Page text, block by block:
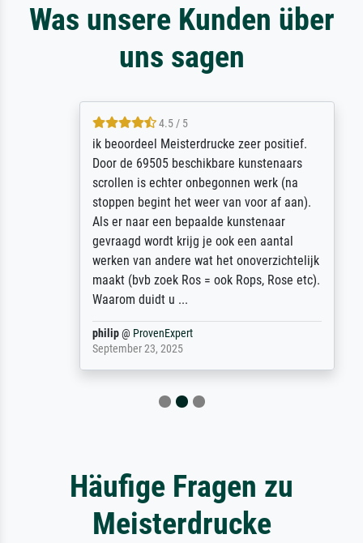
Was unsere Kunden über
uns sagen
4.5 / 5
ik beoordeel Meisterdrucke zeer positief.
Door de 69505 beschikbare kunstenaars
scrollen is echter onbegonnen werk (na
stoppen begint het weer van voor af aan).
Als er naar een bepaalde kunstenaar
gevraagd wordt krijg je ook een aantal
werken van andere wat het onoverzichtelijk
maakt (bvb zoek Ros = ook Rops, Rose etc).
Waarom duidt u ...
philip@ ProvenExpert
September 23, 2025
Häufige Fragen zu
Meisterdrucke